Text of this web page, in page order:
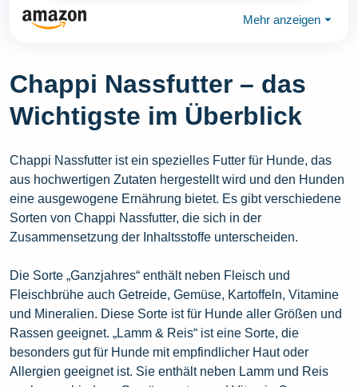
Mehr anzeigen ⏷
Chappi Nassfutter – das
Wichtigste im Überblick
Chappi Nassfutter ist ein spezielles Futter für Hunde, das
aus hochwertigen Zutaten hergestellt wird und den Hunden
eine ausgewogene Ernährung bietet. Es gibt verschiedene
Sorten von Chappi Nassfutter, die sich in der
Zusammensetzung der Inhaltsstoffe unterscheiden.
Die Sorte „Ganzjahres“ enthält neben Fleisch und
Fleischbrühe auch Getreide, Gemüse, Kartoffeln, Vitamine
und Mineralien. Diese Sorte ist für Hunde aller Größen und
Rassen geeignet. „Lamm & Reis“ ist eine Sorte, die
besonders gut für Hunde mit empfindlicher Haut oder
Allergien geeignet ist. Sie enthält neben Lamm und Reis